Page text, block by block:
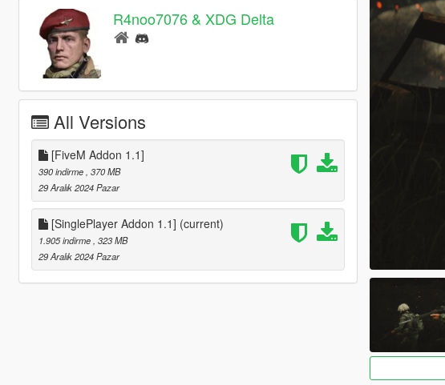
R4noo7076 & XDG Delta
All Versions
[FiveM Addon 1.1]
390 indirme , 370 MB
29 Aralık 2024 Pazar
[SinglePlayer Addon 1.1] (current)
1.905 indirme , 323 MB
29 Aralık 2024 Pazar